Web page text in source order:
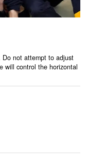
Do not attempt to adjust
will control the horizontal